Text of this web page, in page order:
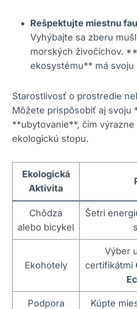
Rešpektujte miestnu
Vyhýbajte sa zberu
morských živočíchov.
ekosystému** má svoju
Starostlivosť o prostredie
Môžete prispôsobiť aj svoju
**ubytovanie**, čím výrazne
ekologickú stopu.
Ekologická
Aktivita
Chôdza
alebo bicykel
Šetri
Ekohotely
Výber
certifikátmi
Podpora
Kúpte